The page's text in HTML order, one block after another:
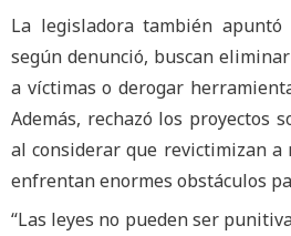
La legisladora también
según denunció, buscan
a víctimas o derogar
Además, rechazó los proyectos
al considerar que revictimizan a
enfrentan enormes obstáculos
“Las leyes no pueden ser